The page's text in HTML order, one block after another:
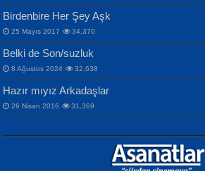
MAHMUT GÜRBÜZ
İbrahim Olmak ve Bitirebilmek...
NURAN KÖSE BAYDAR
Songül Özel
Mahzen...
NAZIM HİKMET RAN
Bir Cezaevinde, Tecritteki Adamın
Mektupları...
Birdenbire Her Şey Aşk
25 Mayıs 2017 34,370
Belki de Son/suzluk
8 Ağustos 2024 32,638
Hazır mıyız Arkadaşlar
26 Nisan 2016 31,369